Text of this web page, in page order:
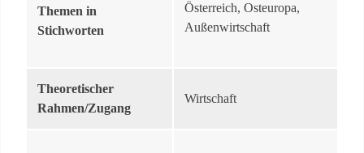
Themen in
Stichworten
Österreich, Osteuropa,
Außenwirtschaft
Theoretischer
Rahmen/Zugang
Wirtschaft